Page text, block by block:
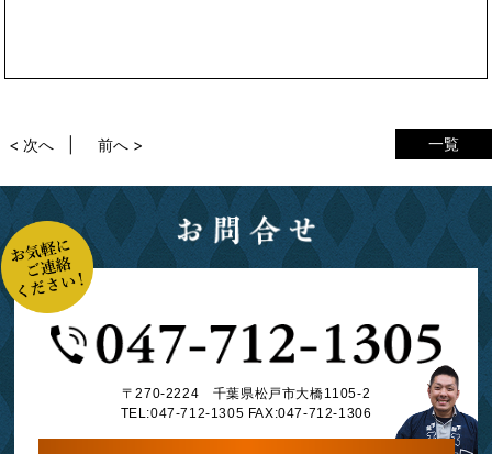
一覧
< 次へ 前へ >
〒270-2224 千葉県松戸市大橋1105-2
TEL:047-712-1305 FAX:047-712-1306